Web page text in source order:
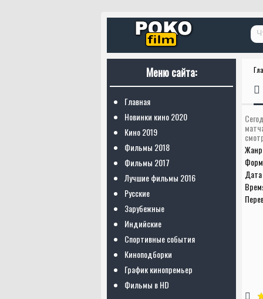
Меню сайта:
Главная
Новинки кино 2020
Кино 2019
Фильмы 2018
Фильмы 2017
Лучшие фильмы 2016
Русские
Зарубежные
Индийские
Спортивные события
Киноподборки
График кинопремьер
Фильмы в HD